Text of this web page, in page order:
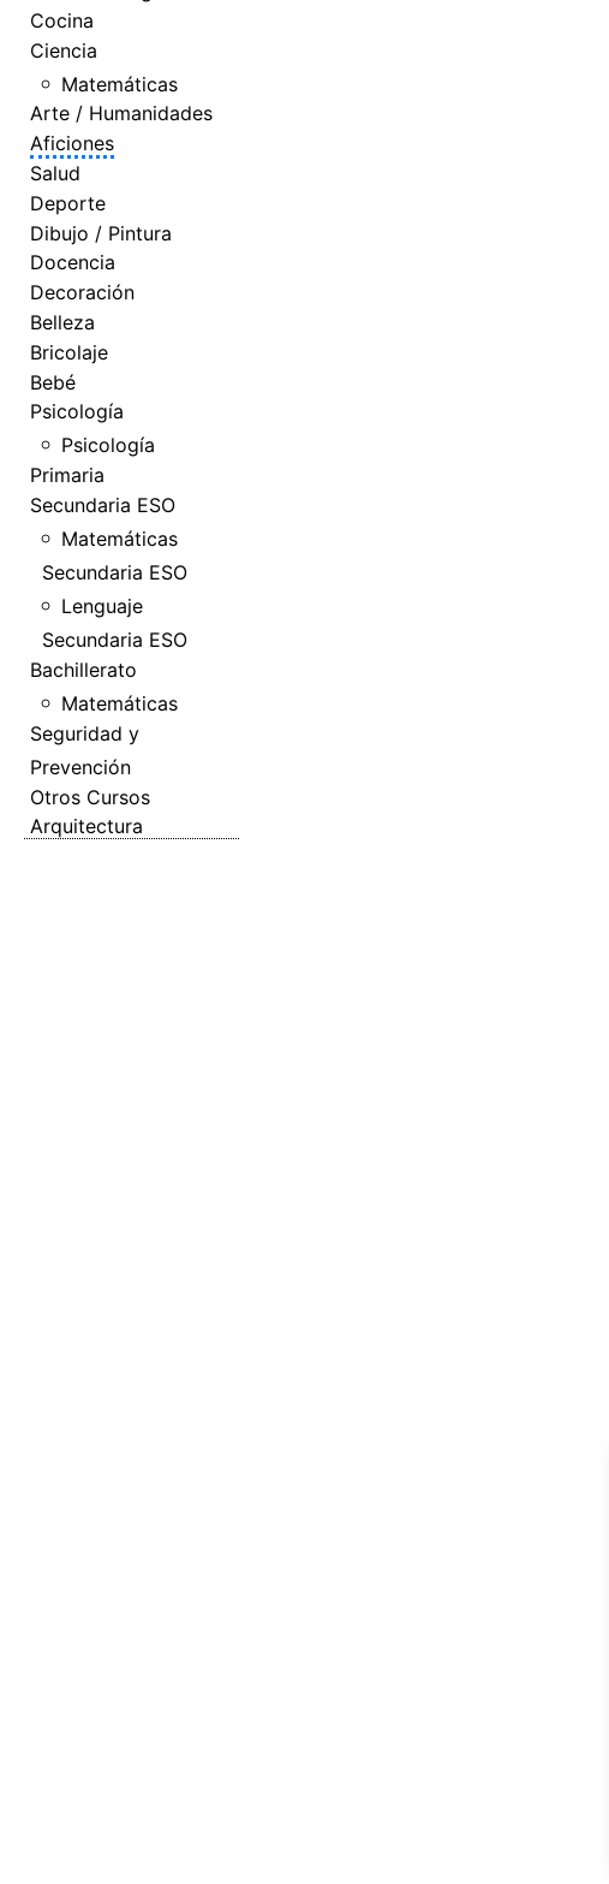
Cocina
Ciencia
Matemáticas
Arte / Humanidades
Aficiones
Salud
Deporte
Dibujo / Pintura
Docencia
Decoración
Belleza
Bricolaje
Bebé
Psicología
Psicología
Primaria
Secundaria ESO
Matemáticas
Secundaria ESO
Lenguaje
Secundaria ESO
Bachillerato
Matemáticas
Seguridad y
Prevención
Otros Cursos
Arquitectura